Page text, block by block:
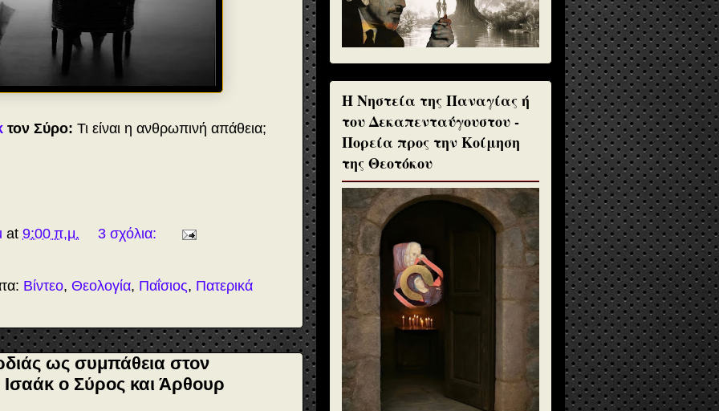
τον Σύρο: Τι είναι η ανθρωπινή απάθεια;
at 9:00 π.μ. 3 σχόλια:
Βίντεο, Θεολογία, Παΐσιος, Πατερικά
ως συμπάθεια στον
ο Σύρος και Άρθουρ
H Νηστεία της Παναγίας ή
του Δεκαπενταύγουστου -
Πορεία προς την Κοίμηση
της Θεοτόκου